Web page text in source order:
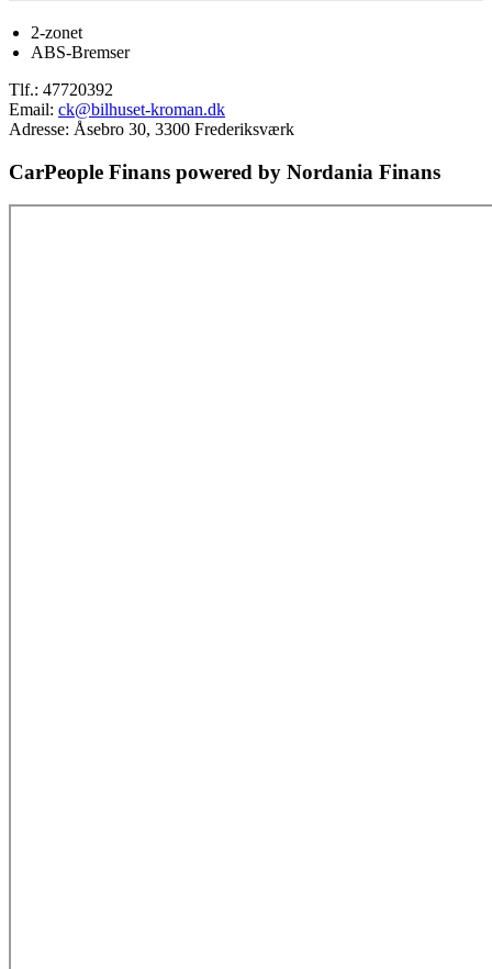
2-zonet
ABS-Bremser
Tlf.: 47720392
Email: ck@bilhuset-kroman.dk
Adresse: Åsebro 30, 3300 Frederiksværk
CarPeople Finans powered by Nordania Finans